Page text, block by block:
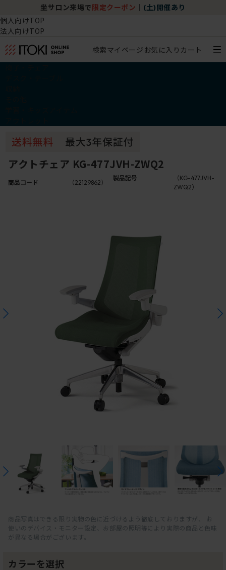
坐サロン来場で 限定クーポン (土)開催あり
個人向けTOP
法人向けTOP
検索マイページ お気に入り カート
アクトチェア KG-477JVH-ZWQ2
商品コード （22129862）
製品記号
（KG-477JVH-
ZWQ2）
商品写真はできる限り実物の色に近づけるよう徹底しておりますが、 お
使いのデバイス・モニター設定、お部屋の照明等により実際の商品と色味
が異なる場合がございます。
カラーを選択